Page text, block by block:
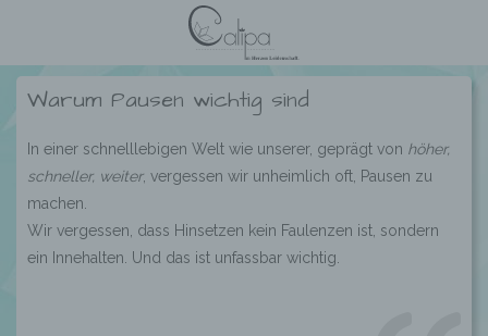
Warum Pausen wichtig sind
In einer schnelllebigen Welt wie unserer, geprägt von höher,
schneller, weiter, vergessen wir unheimlich oft, Pausen zu
machen.
Wir vergessen, dass Hinsetzen kein Faulenzen ist, sondern
ein Innehalten. Und das ist unfassbar wichtig.